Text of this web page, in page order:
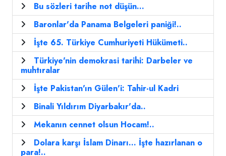
Bu sözleri tarihe not düşün...
Baronlar'da Panama Belgeleri paniği!..
İşte 65. Türkiye Cumhuriyeti Hükümeti..
Türkiye'nin demokrasi tarihi: Darbeler ve
muhtıralar
İşte Pakistan'ın Gülen'i: Tahir-ul Kadri
Binali Yıldırım Diyarbakır'da..
Mekanın cennet olsun Hocam!..
Dolara karşı İslam Dinarı… İşte hazırlanan o
para!..